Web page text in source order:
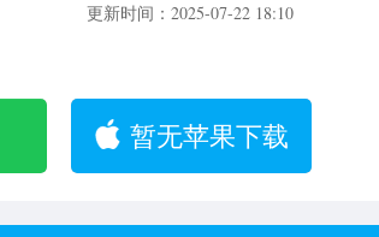
更新时间：2025-07-22 18:10
暂无苹果下载